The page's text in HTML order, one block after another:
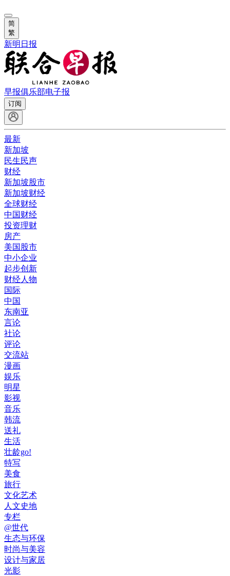
简
繁
新明日报
早报俱乐部电子报
订阅
最新
新加坡
民生民声
财经
新加坡股市
新加坡财经
全球财经
中国财经
投资理财
房产
美国股市
中小企业
起步创新
财经人物
国际
中国
东南亚
言论
社论
评论
交流站
漫画
娱乐
明星
影视
音乐
韩流
送礼
生活
壮龄go!
特写
美食
旅行
文化艺术
人文史地
专栏
@世代
生态与环保
时尚与美容
设计与家居
光影